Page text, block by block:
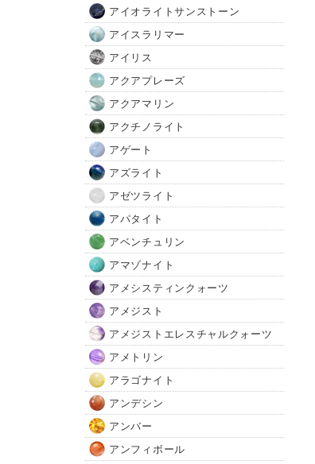
アイオライトサンストーン
アイスラリマー
アイリス
アクアプレーズ
アクアマリン
アクチノライト
アゲート
アズライト
アゼツライト
アパタイト
アベンチュリン
アマゾナイト
アメシスティンクォーツ
アメジスト
アメジストエレスチャルクォーツ
アメトリン
アラゴナイト
アンデシン
アンバー
アンフィボール